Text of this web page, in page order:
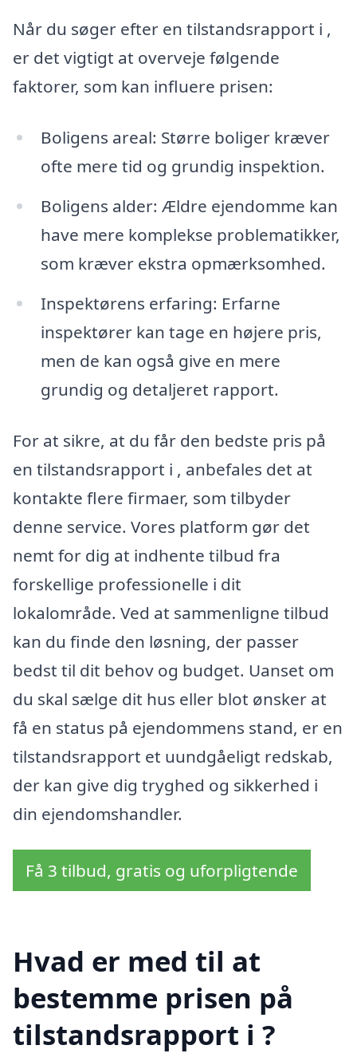
Når du søger efter en tilstandsrapport i ,
er det vigtigt at overveje følgende
faktorer, som kan influere prisen:
Boligens areal: Større boliger kræver
ofte mere tid og grundig inspektion.
Boligens alder: Ældre ejendomme kan
have mere komplekse problematikker,
som kræver ekstra opmærksomhed.
Inspektørens erfaring: Erfarne
inspektører kan tage en højere pris,
men de kan også give en mere
grundig og detaljeret rapport.
For at sikre, at du får den bedste pris på
en tilstandsrapport i , anbefales det at
kontakte flere firmaer, som tilbyder
denne service. Vores platform gør det
nemt for dig at indhente tilbud fra
forskellige professionelle i dit
lokalområde. Ved at sammenligne tilbud
kan du finde den løsning, der passer
bedst til dit behov og budget. Uanset om
du skal sælge dit hus eller blot ønsker at
få en status på ejendommens stand, er en
tilstandsrapport et uundgåeligt redskab,
der kan give dig tryghed og sikkerhed i
din ejendomshandler.
Få 3 tilbud, gratis og uforpligtende
Hvad er med til at
bestemme prisen på
tilstandsrapport i ?